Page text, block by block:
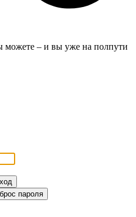
можете – и вы уже на полпути
пароля